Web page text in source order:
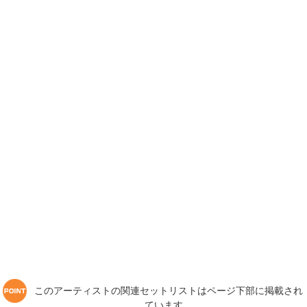
このアーティストの関連セットリストはページ下部に掲載され
ています。